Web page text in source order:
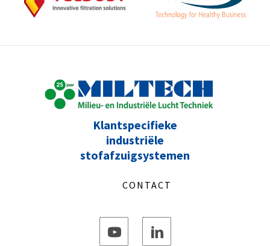
Klantspecifieke
industriële
stofafzuigsystemen
CONTACT